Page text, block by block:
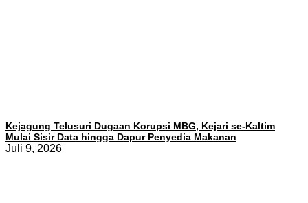
Kejagung Telusuri Dugaan Korupsi MBG, Kejari se-Kaltim
Mulai Sisir Data hingga Dapur Penyedia Makanan
Juli 9, 2026